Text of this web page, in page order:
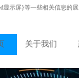
显示屏}等一些相关信息的
关于我们